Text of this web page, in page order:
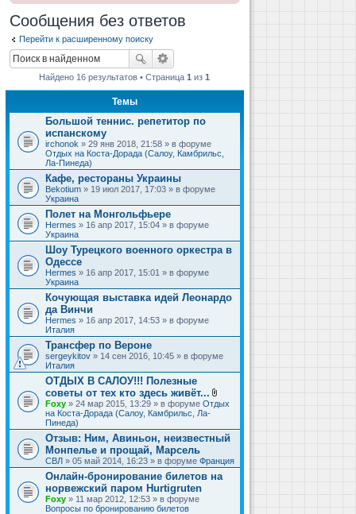
Сообщения без ответов
Перейти к расширенному поиску
Найдено 16 результатов • Страница1 из1
Темы
Большой теннис. репетитор по
испанскому
irchonok » 29 янв 2018, 21:58 » в форуме
Отдых на Коста-Дорада (Салоу, Камбрильс,
Ла-Пинеда)
Кафе, рестораны Украины
Bekotium » 19 июл 2017, 17:03 » в форуме
Украина
Полет на Монгольфьере
Hermes » 16 апр 2017, 15:04 » в форуме
Украина
Шоу Турецкого военного оркестра в
Одессе
Hermes » 16 апр 2017, 15:01 » в форуме
Украина
Кочующая выставка идей Леонардо
да Винчи
Hermes » 16 апр 2017, 14:53 » в форуме
Италия
Трансфер по Вероне
sergeykitov » 14 сен 2016, 10:45 » в форуме
Италия
ОТДЫХ В САЛОУ!!! Полезные
советы от тех кто здесь живёт...
В
л
ж
е
и
я
Foxy » 24 мар 2015, 13:29 » в форуме Отдых
на Коста-Дорада (Салоу, Камбрильс, Ла-
Пинеда)
Отзыв: Ним, Авиньон, неизвестный
Монпелье и прощай, Марсель
СВЛ » 05 май 2014, 16:23 » в форуме Франция
Онлайн-бронирование билетов на
норвежский паром Hurtigruten
Foxy » 11 мар 2012, 12:53 » в форуме
Вопросы по бронированию билетов